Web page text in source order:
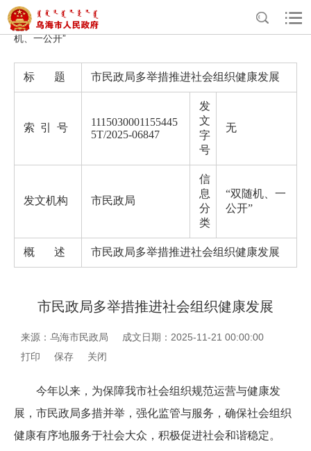
首页 >政务公开>政府信息公开
“双随
机、一公开”
标 题 市民政局多举措推进社会组织健康发展
索 引 号
1115030001155445
5T/2025-06847
发
文
字
号
无
发文机构 市民政局
信
息
分
类
“双随机、一
公开”
概 述 市民政局多举措推进社会组织健康发展
市民政局多举措推进社会组织健康发展
来源：乌海市民政局
成文日期：2025-11-21 00:00:00
打印
保存 关闭
今年以来，为保障我市社会组织规范运营与健康发
展，市民政局多措并举，强化监管与服务，确保社会组织
健康有序地服务于社会大众，积极促进社会和谐稳定。